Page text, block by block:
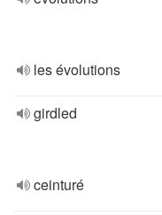
les évolutions
girdled
ceinturé